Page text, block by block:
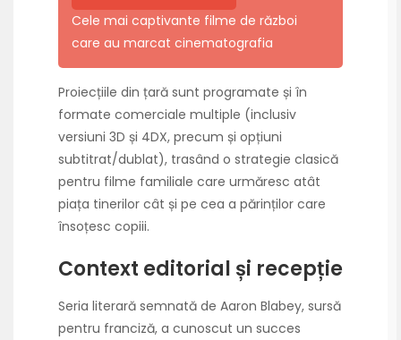
Cele mai captivante filme de război
care au marcat cinematografia
Proiecțiile din țară sunt programate și în
formate comerciale multiple (inclusiv
versiuni 3D și 4DX, precum și opțiuni
subtitrat/dublat), trasând o strategie clasică
pentru filme familiale care urmăresc atât
piața tinerilor cât și pe cea a părinților care
însoțesc copiii.
Context editorial și recepție
Seria literară semnată de Aaron Blabey, sursă
pentru franciză, a cunoscut un succes